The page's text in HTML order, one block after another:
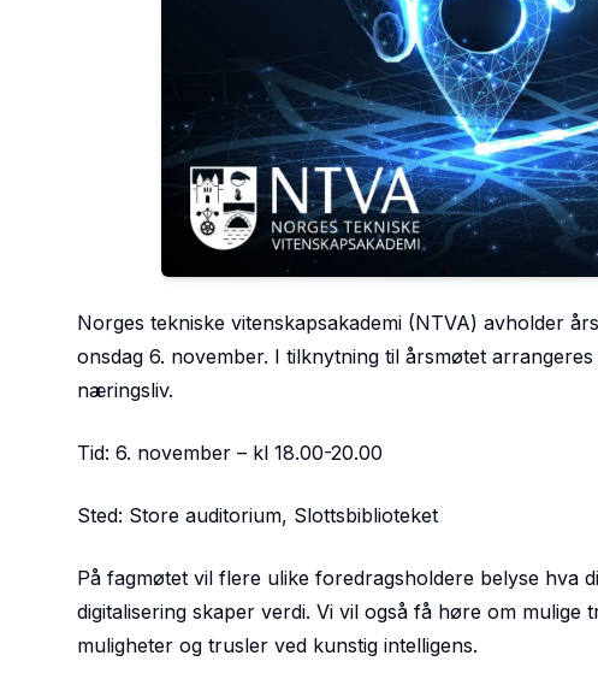
Norges tekniske vitenskapsakademi (NTVA) avholder
onsdag 6. november. I tilknytning til årsmøtet
næringsliv.
Tid: 6. november – kl 18.00-20.00
Sted: Store auditorium, Slottsbiblioteket
På fagmøtet vil flere ulike foredragsholdere belyse
digitalisering skaper verdi. Vi vil også få høre om
muligheter og trusler ved kunstig intelligens.